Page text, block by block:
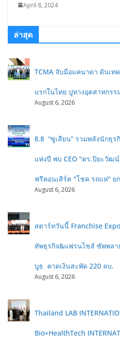
April 8, 2024
ล่าสุด
TCMA จับมือแคนาดา ดันเท
แรกในไทย ปูทางอุตสาหกร
August 6, 2026
8.8 “ซูเลียน” รวมพลังนักธุ
แห่งปี พบ CEO "ดร.ปิยะวัฒ
ฟรีคอนเสิร์ต "โชค รถแห่" ย
August 6, 2026
สตาร์ทวันนี้ Franchise
ทัพธุรกิจ&แฟรนไชส์ ซัพพล
บูธ คาดเงินสะพัด 220 ลบ.
August 6, 2026
Thailand LAB
Bio+HealthTech